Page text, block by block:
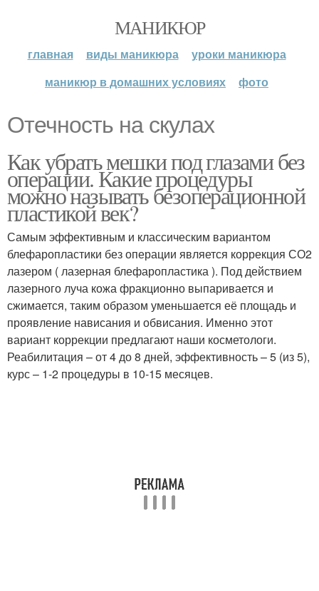
МАНИКЮР
главная виды маникюра
уроки маникюра
маникюр в домашних условиях
фото
Отечность на скулах
Как убрать мешки под глазами без
операции. Какие процедуры
можно называть безоперационной
пластикой век?
Самым эффективным и классическим вариантом
блефаропластики без операции является коррекция СО2
лазером ( лазерная блефаропластика ). Под действием
лазерного луча кожа фракционно выпаривается и
сжимается, таким образом уменьшается её площадь и
проявление нависания и обвисания. Именно этот
вариант коррекции предлагают наши косметологи.
Реабилитация – от 4 до 8 дней, эффективность – 5 (из 5),
курс – 1-2 процедуры в 10-15 месяцев.